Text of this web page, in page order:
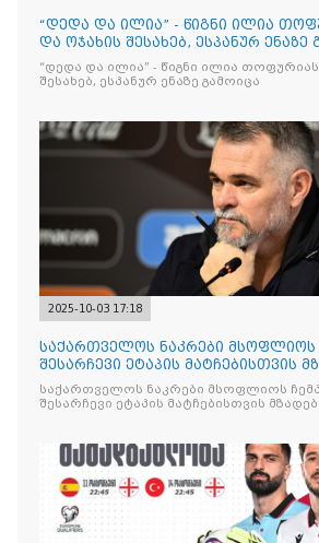
“დედა და ილია” - წიგნი ილია
და ოჯახის შესახებ, ესპანურ ენაზე
“დედა და ილია” - წიგნი ილია
შესახებ, ესპანურ ენაზე გამოიცა
2025-10-03 17:18
საქართველოს ნაკრები მსოფლიოს
შესარჩევი ეტაპის მატჩებისთვის
საქართველოს ნაკრები მსოფლიოს
შესარჩევი ეტაპის მატჩებისთვის